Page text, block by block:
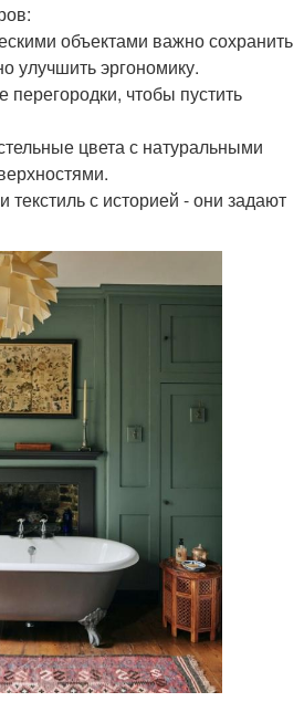
объектами важно сохранить
улучшить эргономику.
перегородки, чтобы пустить
цвета с натуральными
текстиль с историей - они задают